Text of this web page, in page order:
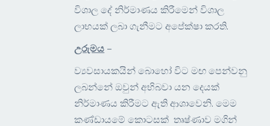
විශාල දේ නිර්මාණය කිරීමෙන් විශාල
ලාභයක් ලබා ගැනීමට අපේක්ෂා කරති.
උරුමය –
ව්‍යවසායකයින් බොහෝ විට මඟ පෙන්වනු
ලබන්නේ ඔවුන් අභිබවා යන දෙයක්
නිර්මාණය කිරීමට ඇති ආශාවෙනි. මෙම
කණ්ඩායමේ කොටසක් තෘෂ්ණාව මගින්